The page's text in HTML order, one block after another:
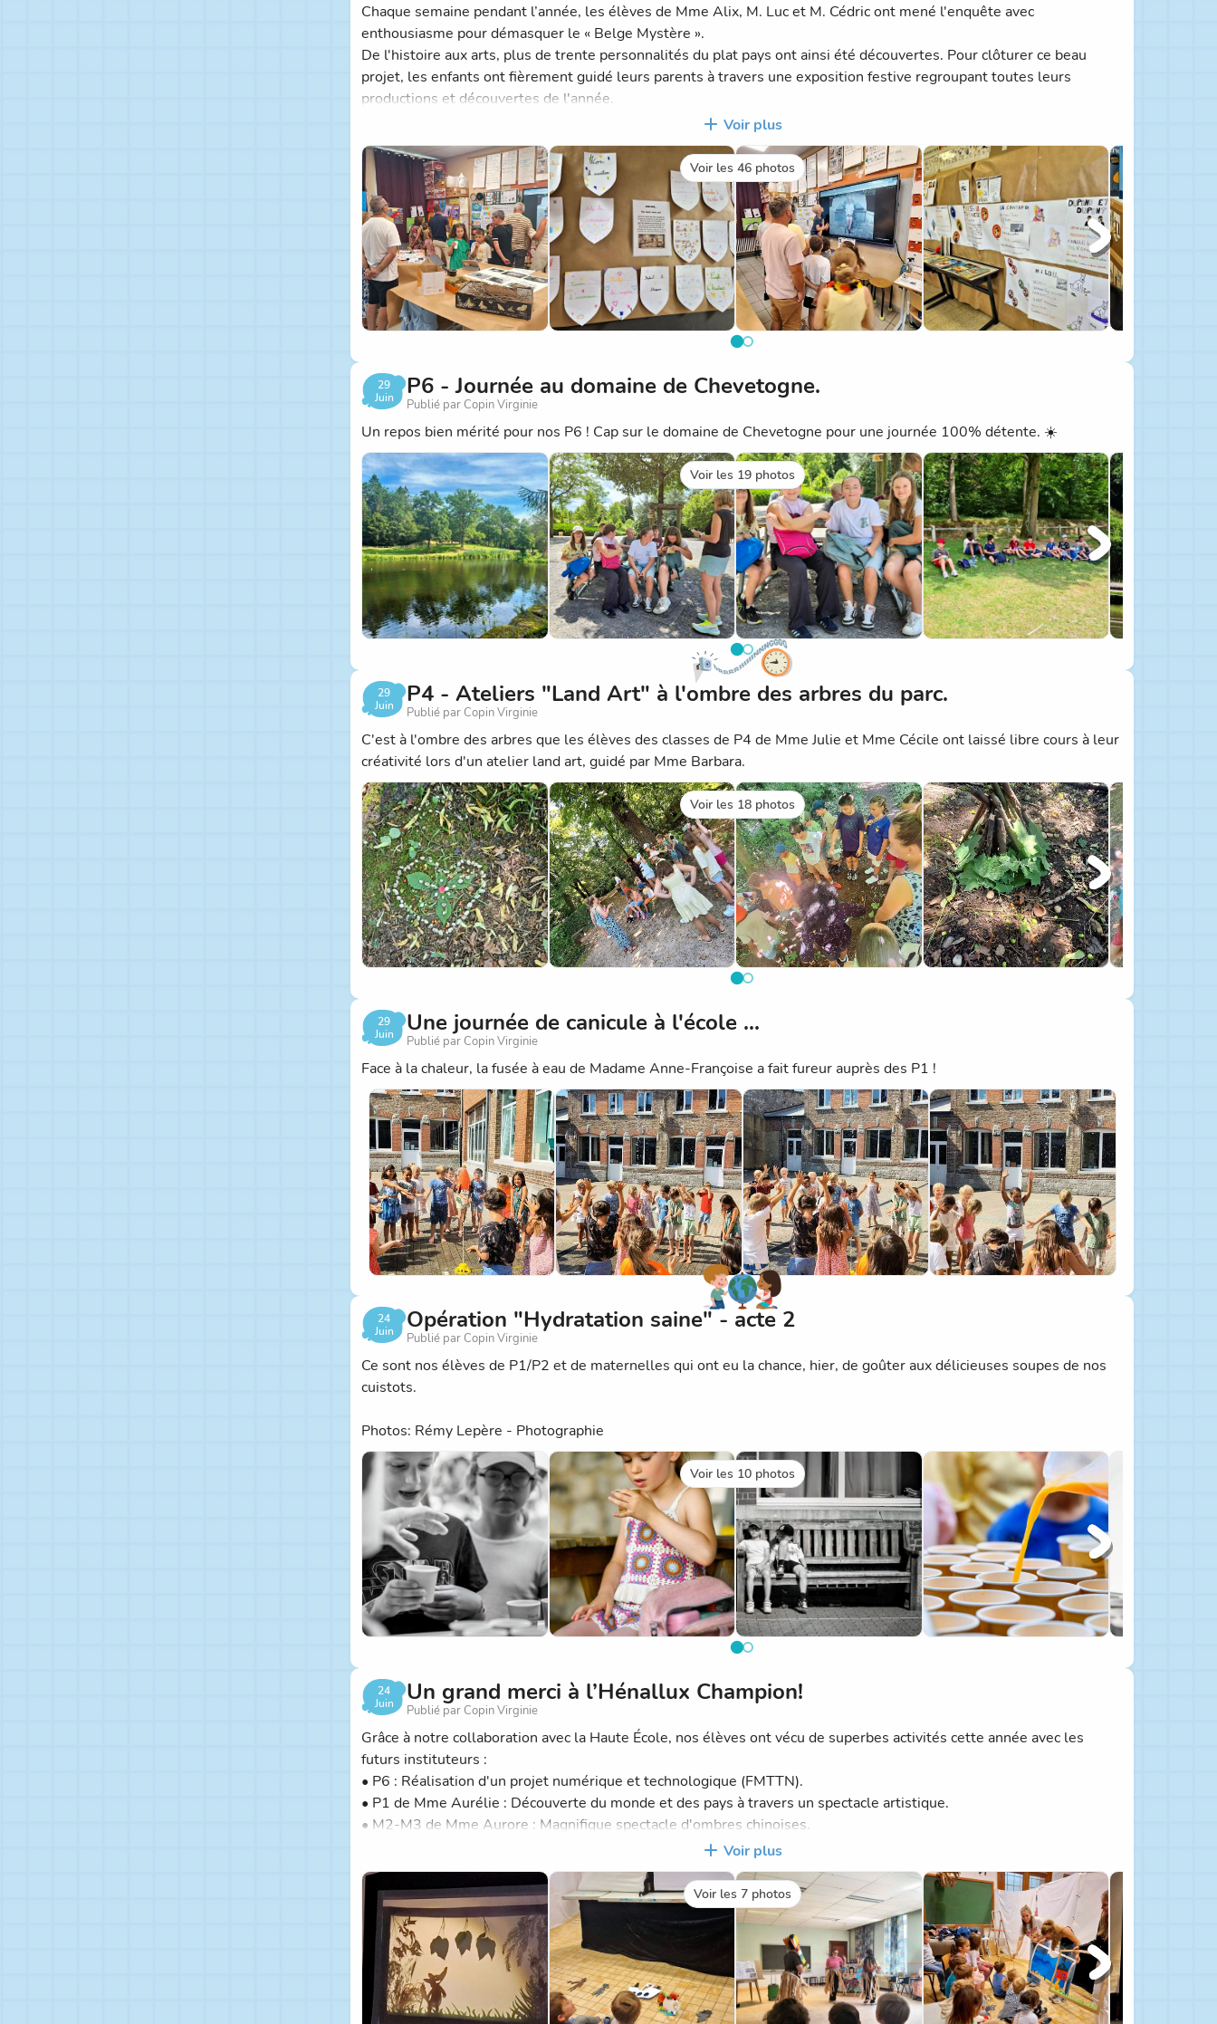
Chaque semaine pendant l’année, les élèves de Mme Alix, M. Luc et M. Cédric ont mené l'enquête avec
enthousiasme pour démasquer le « Belge Mystère ».
De l'histoire aux arts, plus de trente personnalités du plat pays ont ainsi été découvertes. Pour clôturer ce beau
projet, les enfants ont fièrement guidé leurs parents à travers une exposition festive regroupant toutes leurs
productions et découvertes de l'année.
Les apprentis scientifiques ont aussi profité de l'occasion pour dévoiler leurs recherches sur la nature : la
germination, l'écosystème de la mare et la vie des oiseaux.
Voir plus
Voir les 46 photos
29
Juin
P6 - Journée au domaine de Chevetogne.
Publié par Copin Virginie
Un repos bien mérité pour nos P6 ! Cap sur le domaine de Chevetogne pour une journée 100% détente. ☀️
Voir les 19 photos
29
Juin
P4 - Ateliers "Land Art" à l'ombre des arbres du parc.
Publié par Copin Virginie
C'est à l'ombre des arbres que les élèves des classes de P4 de Mme Julie et Mme Cécile ont laissé libre cours à leur
créativité lors d'un atelier land art, guidé par Mme Barbara.
Voir les 18 photos
29
Juin
Une journée de canicule à l'école ...
Publié par Copin Virginie
Face à la chaleur, la fusée à eau de Madame Anne-Françoise a fait fureur auprès des P1 !
24
Juin
Opération "Hydratation saine" - acte 2
Publié par Copin Virginie
Ce sont nos élèves de P1/P2 et de maternelles qui ont eu la chance, hier, de goûter aux délicieuses soupes de nos
cuistots.
Photos: Rémy Lepère - Photographie
Voir les 10 photos
24
Juin
Un grand merci à l’Hénallux Champion!
Publié par Copin Virginie
Grâce à notre collaboration avec la Haute École, nos élèves ont vécu de superbes activités cette année avec les
futurs instituteurs :
• P6 : Réalisation d'un projet numérique et technologique (FMTTN).
• P1 de Mme Aurélie : Découverte du monde et des pays à travers un spectacle artistique.
• M2-M3 de Mme Aurore : Magnifique spectacle d'ombres chinoises.
Nous remercions chaleureusement l'Hénallux pour ces belles opportunités, ainsi que leurs étudiants pour leur
investissement et leur créativité auprès de nos élèves !
Voir plus
Voir les 7 photos